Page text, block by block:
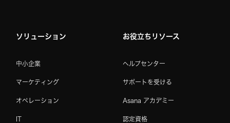
ソリューション
中小企業
マーケティング
オペレーション
お役立ちリソース
ヘルプセンター
サポートを受ける
Asana アカデミー
認定資格